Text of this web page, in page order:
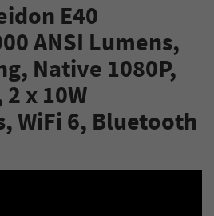
E40
ANSI Lumens,
Native 1080P,
x 10W
WiFi 6, Bluetooth